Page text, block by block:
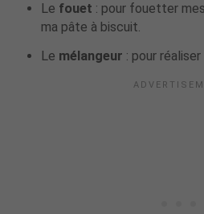
Le fouet : pour fouetter
ma pâte à biscuit.
Le mélangeur : pour réaliser